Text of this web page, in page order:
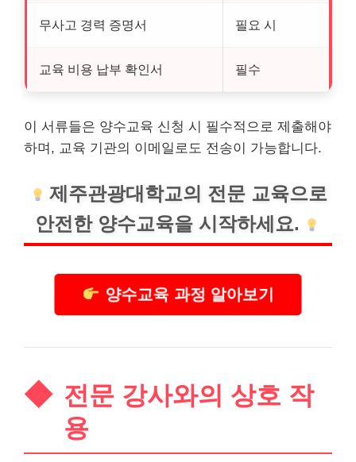
무사고 경력 증명서 필요 시
교육 비용 납부 확인서 필수
이 서류들은 양수교육 신청 시 필수적으로 제출해야
하며, 교육 기관의 이메일로도 전송이 가능합니다.
제주관광대학교의 전문 교육으로
안전한 양수교육을 시작하세요.
양수교육 과정 알아보기
전문 강사와의 상호 작
용